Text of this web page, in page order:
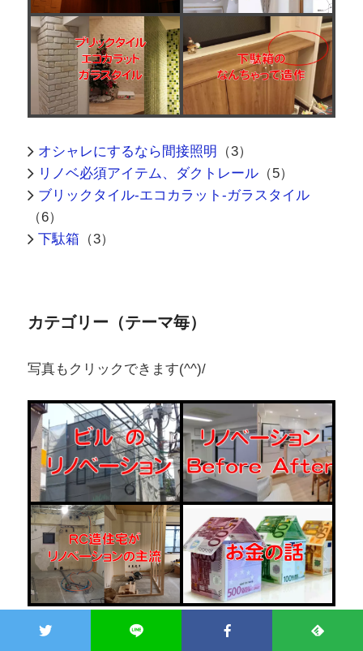
オシャレにするなら間接照明 （3）
リノベ必須アイテム、ダクトレール（5）
ブリックタイル-エコカラット-ガラスタイル
（6）
下駄箱 （3）
カテゴリー（テーマ毎）
写真もクリックできます(^^)/
ビルのリノベ （29）